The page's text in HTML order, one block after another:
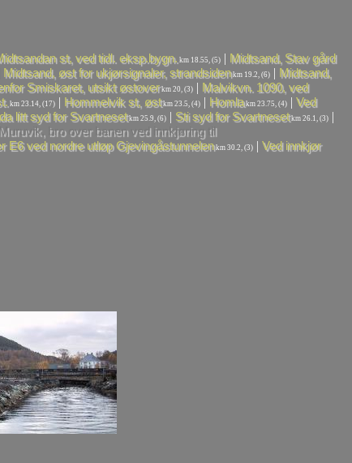
st, ved tidl. eksp.bygn. km 18.55, (5) | Midtsand, Stav gård
Midtsand, øst for ukjørsignaler, strandsidenkm 19.2, (6) | Midtsand,
Smiskaret, utsikt østoverkm 20, (3) | Malvikvn. 1090, ved
km 23.14, (17) | Hommelvik st, østkm 23.5, (4) | Homlakm 23.75, (4) | Ved
litt syd for Svartnesetkm 25.9, (6) | Sti syd for Svartnesetkm 26.1, (3) |
Muruvik, bro over banen ved innkjøring til
E6 ved nordre utløp Gjevingåstunnelenkm 30.2, (3) | Ved innkjør